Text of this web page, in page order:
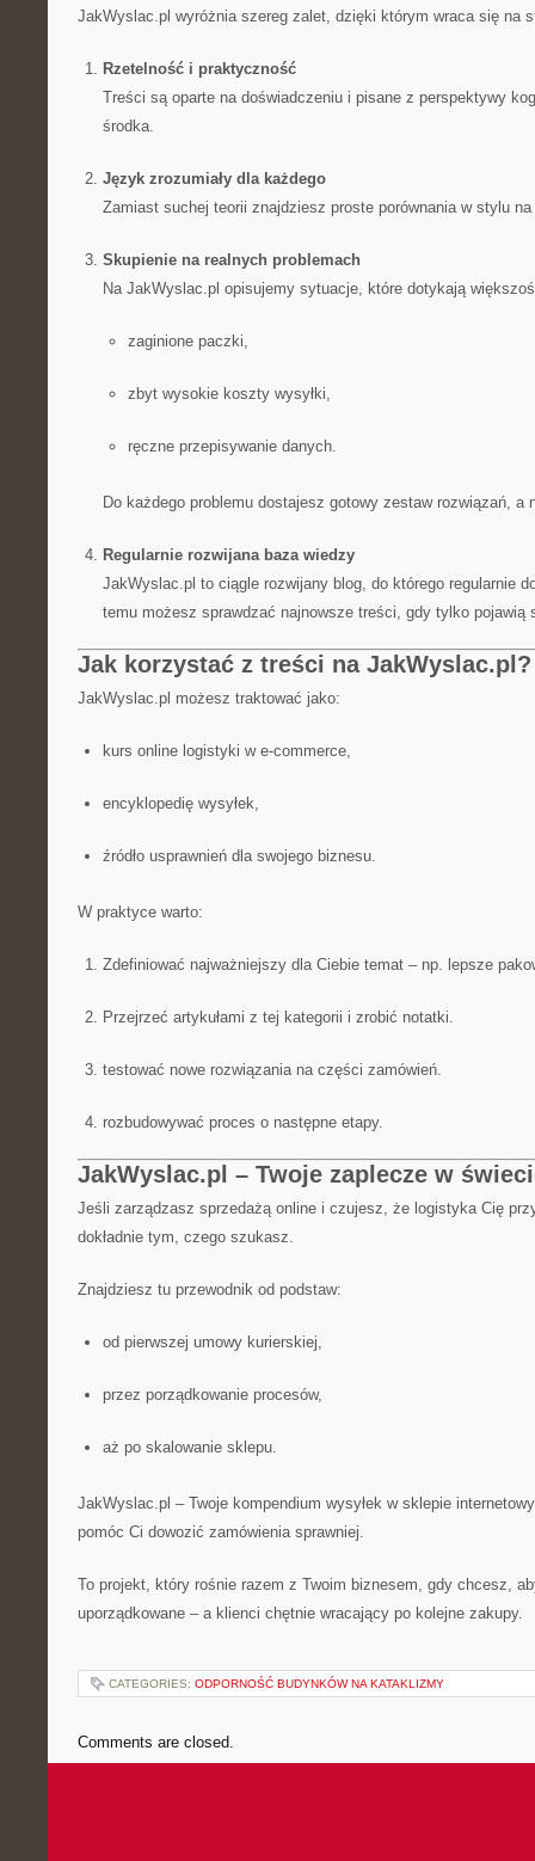
JakWyslac.pl wyróżnia szereg zalet, dzięki którym wraca się na
Rzetelność i praktyczność
Treści są oparte na doświadczeniu i pisane z perspektywy
środka.
Język zrozumiały dla każdego
Zamiast suchej teorii znajdziesz proste porównania w stylu
Skupienie na realnych problemach
Na JakWyslac.pl opisujemy sytuacje, które dotykają
zaginione paczki,
zbyt wysokie koszty wysyłki,
ręczne przepisywanie danych.
Do każdego problemu dostajesz gotowy zestaw rozwiązań, a
Regularnie rozwijana baza wiedzy
JakWyslac.pl to ciągle rozwijany blog, do którego regularnie
temu możesz sprawdzać najnowsze treści, gdy tylko pojawią
Jak korzystać z treści na JakWyslac.pl?
JakWyslac.pl możesz traktować jako:
kurs online logistyki w e-commerce,
encyklopedię wysyłek,
źródło usprawnień dla swojego biznesu.
W praktyce warto:
Zdefiniować najważniejszy dla Ciebie temat – np. lepsze
Przejrzeć artykułami z tej kategorii i zrobić notatki.
testować nowe rozwiązania na części zamówień.
rozbudowywać proces o następne etapy.
JakWyslac.pl – Twoje zaplecze w
Jeśli zarządzasz sprzedażą online i czujesz, że logistyka Cię
dokładnie tym, czego szukasz.
Znajdziesz tu przewodnik od podstaw:
od pierwszej umowy kurierskiej,
przez porządkowanie procesów,
aż po skalowanie sklepu.
JakWyslac.pl – Twoje kompendium wysyłek w sklepie
pomóc Ci dowozić zamówienia sprawniej.
To projekt, który rośnie razem z Twoim biznesem, gdy chcesz,
uporządkowane – a klienci chętnie wracający po kolejne zakupy.
CATEGORIES: ODPORNOŚĆ BUDYNKÓW NA KATAKLIZMY
Comments are closed.